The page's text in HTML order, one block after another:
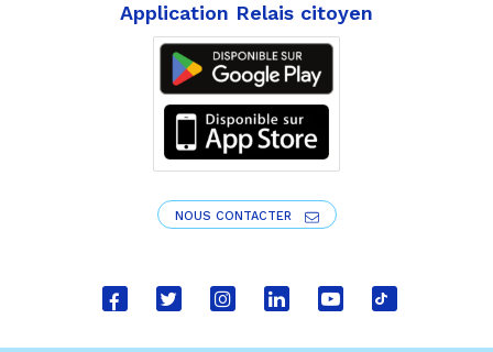
Lien
Lien
Lien
Lien
Lien
Lien
Application Relais citoyen
NOUS CONTACTER